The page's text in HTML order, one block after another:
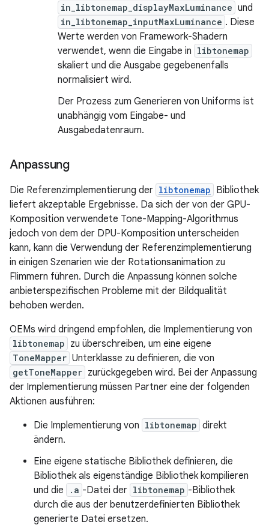
in_libtonemap_displayMaxLuminance und
in_libtonemap_inputMaxLuminance . Diese
Werte werden von Framework-Shadern
verwendet, wenn die Eingabe in libtonemap
skaliert und die Ausgabe gegebenenfalls
normalisiert wird.
Der Prozess zum Generieren von Uniforms ist
unabhängig vom Eingabe- und
Ausgabedatenraum.
Anpassung
Die Referenzimplementierung der libtonemap Bibliothek
liefert akzeptable Ergebnisse. Da sich der von der GPU-
Komposition verwendete Tone-Mapping-Algorithmus
jedoch von dem der DPU-Komposition unterscheiden
kann, kann die Verwendung der Referenzimplementierung
in einigen Szenarien wie der Rotationsanimation zu
Flimmern führen. Durch die Anpassung können solche
anbieterspezifischen Probleme mit der Bildqualität
behoben werden.
OEMs wird dringend empfohlen, die Implementierung von
libtonemap zu überschreiben, um eine eigene
ToneMapper Unterklasse zu definieren, die von
getToneMapper zurückgegeben wird. Bei der Anpassung
der Implementierung müssen Partner eine der folgenden
Aktionen ausführen:
Die Implementierung von libtonemap direkt
ändern.
Eine eigene statische Bibliothek definieren, die
Bibliothek als eigenständige Bibliothek kompilieren
und die
.a -Datei der libtonemap -Bibliothek
durch die aus der benutzerdefinierten Bibliothek
generierte Datei ersetzen.